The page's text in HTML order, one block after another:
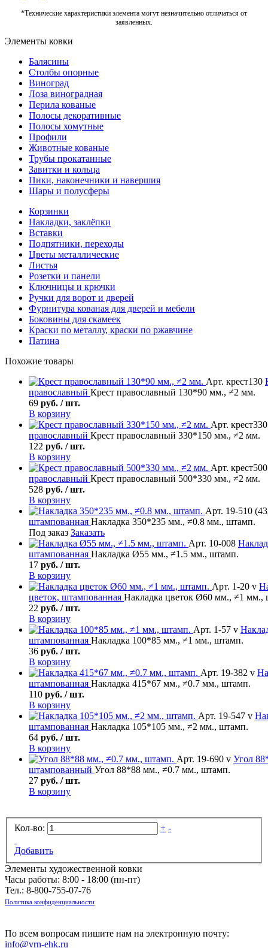
*Технические характеристики элемента могут незначительно отличаться от
заявленных.
Элементы ковки
Балясины
Столбы опорные
Виноград
Лоза виноградная
Перила кованые
Полосы декоративные
Полосы хомутные
Профили
Животные кованые
Трубы прокатанные
Завитки и кольца
Пики, наконечники и навершия
Шары и полусферы
Корзинки
Накладки, заклёпки
Вставки
Подпятники, переходы
Цветы металлические
Листья
Розетки и панели
Ключницы и крючки
Ручки для ворот и дверей
Фурнитура кованая для дверей и мебели
Боковины для скамеек
Краски по металлу, краски по ржавчине
Патина
Похожие товары
Арт. крест130
православный Крест православный 130*90 мм., ≠2 мм.
69 руб. / шт.
В корзину
Арт. крест330
православный Крест православный 330*150 мм., ≠2 мм.
122 руб. / шт.
В корзину
Арт. крест500
православный Крест православный 500*330 мм., ≠2 мм.
528 руб. / шт.
В корзину
Арт. 19-510
штампованная Накладка 350*235 мм., ≠0.8 мм., штамп.
Под заказ Заказать
Арт. 10-008
штампованная Накладка Ø55 мм., ≠1.5 мм., штамп.
17 руб. / шт.
В корзину
Арт. 1-20 v
цветок, штампованная Накладка цветок Ø60 мм., ≠1 мм.,
22 руб. / шт.
В корзину
Арт. 1-57 v
штампованная Накладка 100*85 мм., ≠1 мм., штамп.
36 руб. / шт.
В корзину
Арт. 19-382 v
штампованная Накладка 415*67 мм., ≠0.7 мм., штамп.
110 руб. / шт.
В корзину
Арт. 19-547 v
штампованная Накладка 105*105 мм., ≠2 мм., штамп.
64 руб. / шт.
В корзину
Арт. 19-690 v Угол
штампованный Угол 88*88 мм., ≠0.7 мм., штамп.
27 руб. / шт.
В корзину
Кол-во: + -
Добавить
Элементы художественной ковки
Часы работы: 8:00 - 18:00 (пн-пт)
Тел.: 8-800-755-07-76
Политика конфиденциальности
По всем вопросам пишите нам на электронную почту:
info@vrn-ehk.ru